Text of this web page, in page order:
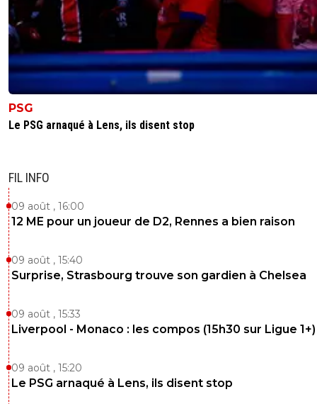
PSG
Le PSG arnaqué à Lens, ils disent stop
FIL INFO
09 août , 16:00
12 ME pour un joueur de D2, Rennes a bien raison
09 août , 15:40
Surprise, Strasbourg trouve son gardien à Chelsea
09 août , 15:33
Liverpool - Monaco : les compos (15h30 sur Ligue 1+)
09 août , 15:20
Le PSG arnaqué à Lens, ils disent stop